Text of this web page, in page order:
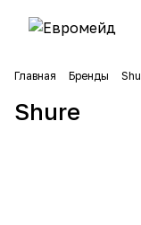
Главная Бренды
Shure